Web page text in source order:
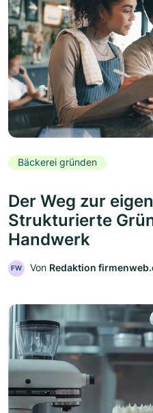
Bäckerei gründen
Der Weg zur
Strukturierte
Handwerk
FW Von Redaktion